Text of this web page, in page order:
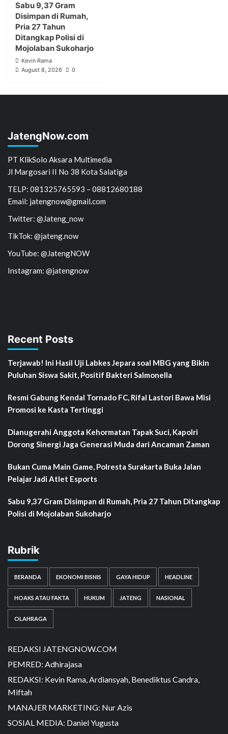
Sabu 9,37 Gram
Disimpan di Rumah,
Pria 27 Tahun
Ditangkap Polisi di
Mojolaban Sukoharjo
Kevin Rama
August 8, 2026
0
JatengNow.com
PT KlikSolo Aksara Multimedia
Jl Margosari II No 38 Kota Salatiga
TELP: 081325765593 – 08812680188
Email: jatengnow@gmail.com
Twitter: @Jateng_now
TikTok: @jateng.now
YouTube: @JatengNOW
Instagram: @jatengnow
Recent Posts
Terjawab! Ini Hasil Uji Labkes Jepara soal MBG yang Bikin
Puluhan Siswa Sakit, Positif Bakteri Salmonella
Resmi Gabung Kendal Tornado FC, Rifal Lastori Bawa Misi
Promosi ke Kasta Tertinggi
Dianugerahi Anggota Kehormatan Tapak Suci, Kapolri
Dorong Sinergi Jaga Generasi Muda dari Ancaman Zaman
Bukan Cuma Main Game, Polresta Surakarta Buka Jalan
Pelajar Jadi Atlet Esports
Sabu 9,37 Gram Disimpan di Rumah, Pria 27 Tahun Ditangkap
Polisi di Mojolaban Sukoharjo
Rubrik
BERANDA EKONOMI BISNIS GAYA HIDUP HEADLINE
HOAKS ATAU FAKTA HUKUM JATENG NASIONAL
OLAHRAGA
REDAKSI JATENGNOW.COM
PEMRED: Adhirajasa
REDAKSI: Kevin Rama, Ardiansyah, Benediktus Candra,
Miftah
MANAJER MARKETING: Nur Azis
SOSIAL MEDIA: Daniel Yugusta